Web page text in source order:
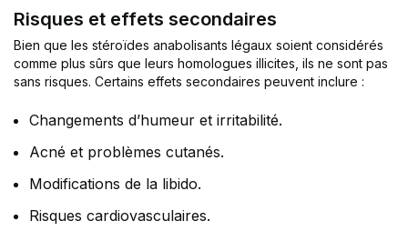
Risques et effets secondaires
Bien que les stéroïdes anabolisants légaux soient considérés
comme plus sûrs que leurs homologues illicites, ils ne sont pas
sans risques. Certains effets secondaires peuvent inclure :
Changements d’humeur et irritabilité.
Acné et problèmes cutanés.
Modifications de la libido.
Risques cardiovasculaires.